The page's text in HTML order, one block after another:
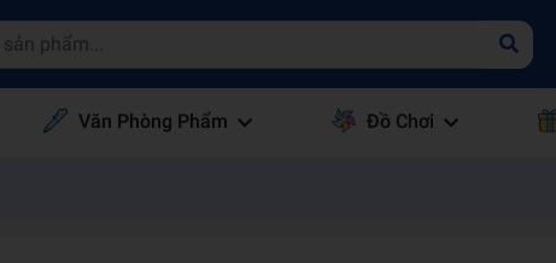
Văn Phòng Phẩm Đồ Chơi